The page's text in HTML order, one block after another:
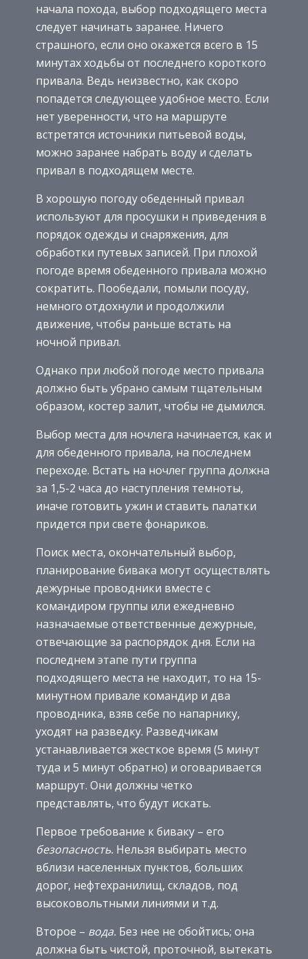
начала похода, выбор подходящего места
следует начинать заранее. Ничего
страшного, если оно окажется всего в 15
минутах ходьбы от последнего короткого
привала. Ведь неизвестно, как скоро
попадется следующее удобное место. Если
нет уверенности, что на маршруте
встретятся источники питьевой воды,
можно заранее набрать воду и сделать
привал в подходящем месте.
В хорошую погоду обеденный привал
используют для просушки н приведения в
порядок одежды и снаряжения, для
обработки путевых записей. При плохой
погоде время обеденного привала можно
сократить. Пообедали, помыли посуду,
немного отдохнули и продолжили
движение, чтобы раньше встать на
ночной привал.
Однако при любой погоде место привала
должно быть убрано самым тщательным
образом, костер залит, чтобы не дымился.
Выбор места для ночлега начинается, как и
для обеденного привала, на последнем
переходе. Встать на ночлег группа должна
за 1,5-2 часа до наступления темноты,
иначе готовить ужин и ставить палатки
придется при свете фонариков.
Поиск места, окончательный выбор,
планирование бивака могут осуществлять
дежурные проводники вместе с
командиром группы или ежедневно
назначаемые ответственные дежурные,
отвечающие за распорядок дня. Если на
последнем этапе пути группа
подходящего места не находит, то на 15-
минутном привале командир и два
проводника, взяв себе по напарнику,
уходят на разведку. Разведчикам
устанавливается жесткое время (5 минут
туда и 5 минут обратно) и оговаривается
маршрут. Они должны четко
представлять, что будут искать.
Первое требование к биваку – его
безопасность. Нельзя выбирать место
вблизи населенных пунктов, больших
дорог, нефтехранилищ, складов, под
высоковольтными линиями и т.д.
Второе – вода. Без нее не обойтись; она
должна быть чистой, проточной, вытекать